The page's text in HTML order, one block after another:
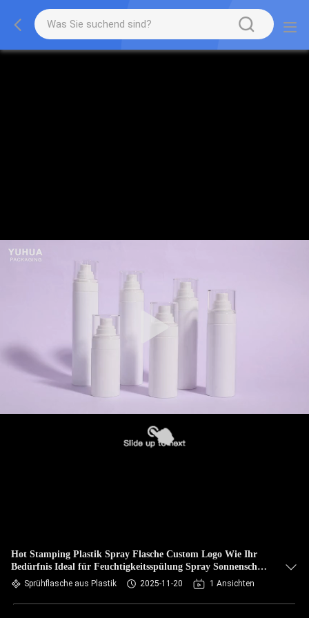
Hot Stamping Plastik Spray Flasche Custom Logo Wie Ihr
Bedürfnis Ideal für Feuchtigkeitsspülung Spray Sonnenschutz
Spray Make-up Setting Spray Flasche
Sprühflasche aus Plastik 2025-11-20 1 Ansichten